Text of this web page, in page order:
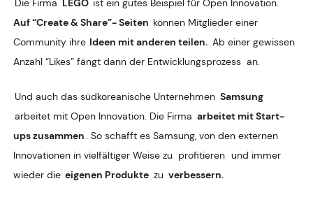
Die Firma LEGO ist ein gutes Beispiel für Open Innovation.
Auf “Create & Share”- Seiten können Mitglieder einer
Community ihre Ideen mit anderen teilen. Ab einer gewissen
Anzahl “Likes” fängt dann der Entwicklungsprozess an.
Und auch das südkoreanische Unternehmen Samsung
arbeitet mit Open Innovation. Die Firma arbeitet mit Start-
ups zusammen. So schafft es Samsung, von den externen
Innovationen in vielfältiger Weise zu profitieren und immer
wieder die eigenen Produkte zu verbessern.